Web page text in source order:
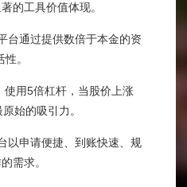
的工具价值体现。
台通过提供数倍于本金的资
。
使用5倍杠杆，当股价上涨
始的吸引力。
以申请便捷、到账快速、规
需求。